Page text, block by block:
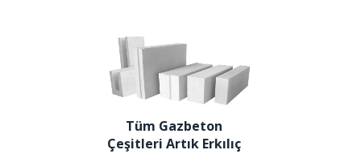
Tüm Gazbeton
Çeşitleri Artık Erkılıç